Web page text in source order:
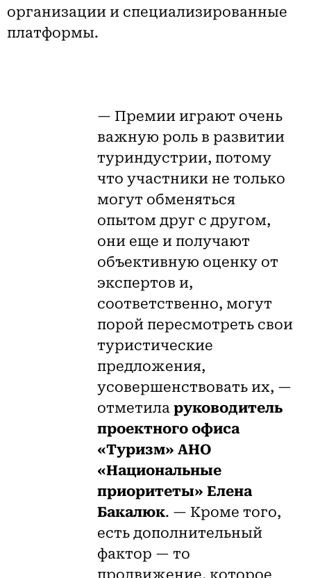
организации и специализированные
платформы.
— Премии играют очень
важную роль в развитии
туриндустрии, потому
что участники не только
могут обменяться
опытом друг с другом,
они еще и получают
объективную оценку от
экспертов и,
соответственно, могут
порой пересмотреть свои
туристические
предложения,
усовершенствовать их, —
отметила руководитель
проектного офиса
«Туризм» АНО
«Национальные
приоритеты» Елена
Бакалюк. — Кроме того,
есть дополнительный
фактор — то
продвижение, которое